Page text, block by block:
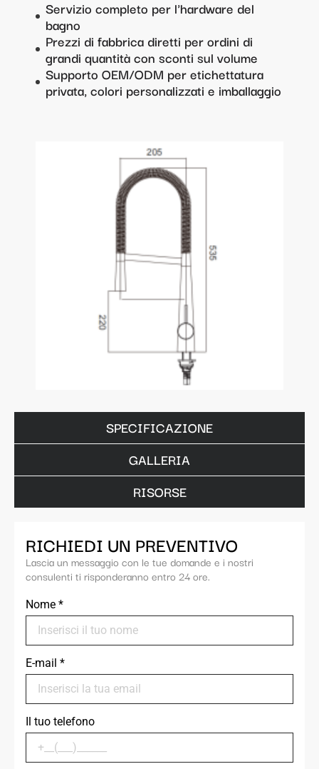
SPECIFICAZIONE
GALLERIA
RISORSE
Servizio completo per l'hardware del
bagno
Prezzi di fabbrica diretti per ordini di
grandi quantità con sconti sul volume
Supporto OEM/ODM per etichettatura
privata, colori personalizzati e imballaggio
RICHIEDI UN PREVENTIVO
Lascia un messaggio con le tue domande e i nostri
consulenti ti risponderanno entro 24 ore.
Nome *
E-mail *
Il tuo telefono